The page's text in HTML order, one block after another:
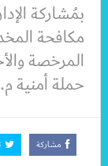
بمُشاركة
مكافحة
المرخصة
حملة أمنية
مشاركة